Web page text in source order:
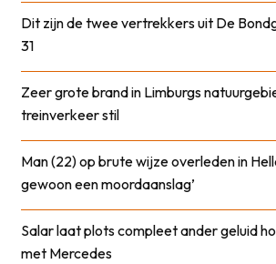
Dit zijn de twee vertrekkers uit De
31
Zeer grote brand in Limburgs
treinverkeer stil
Man (22) op brute wijze overleden in
gewoon een moordaanslag’
Salar laat plots compleet ander geluid
met Mercedes